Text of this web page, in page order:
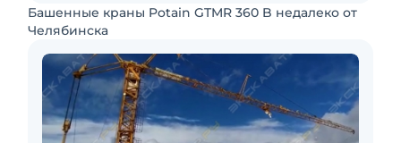
Башенные краны Potain GTMR 360 B недалеко от
Челябинска